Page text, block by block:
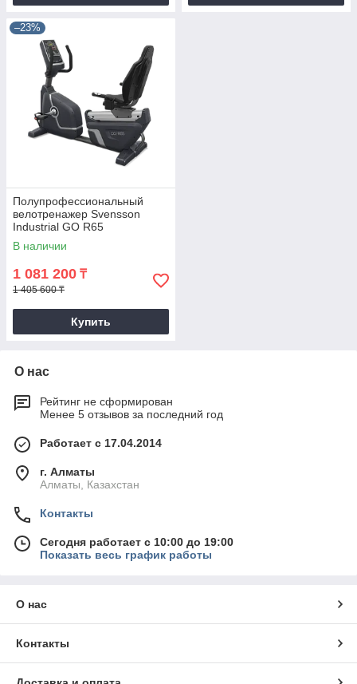
–23%
Полупрофессиональный
велотренажер Svensson
Industrial GO R65
В наличии
1 081 200 ₸
1 405 600 ₸
Купить
О нас
Рейтинг не сформирован
Менее 5 отзывов за последний год
Работает с 17.04.2014
г. Алматы
Алматы, Казахстан
Контакты
Сегодня работает с 10:00 до 19:00
Показать весь график работы
О нас
Контакты